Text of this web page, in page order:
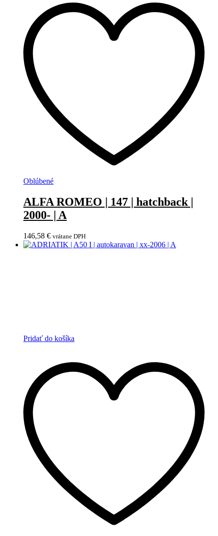
Oblúbené
ALFA ROMEO | 147 | hatchback |
2000- | A
146,58 € vrátane DPH
Pridať do košíka